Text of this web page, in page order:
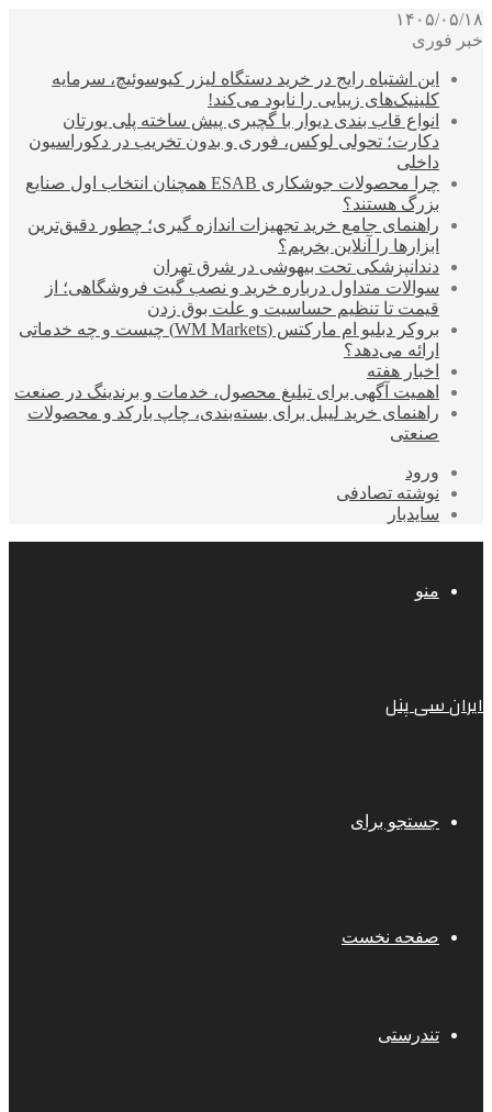
۱۴۰۵/۰۵/۱۸
خبر فوری
این اشتباه رایج در خرید دستگاه لیزر کیوسوئیچ، سرمایه
کلینیک‌های زیبایی را نابود می‌کند!
انواع قاب بندی دیوار با گچبری پیش ساخته پلی یورتان
دکارت؛ تحولی لوکس، فوری و بدون تخریب در دکوراسیون
داخلی
چرا محصولات جوشکاری ESAB همچنان انتخاب اول صنایع
بزرگ هستند؟
راهنمای جامع خرید تجهیزات اندازه گیری؛ چطور دقیق‌ترین
ابزارها را آنلاین بخریم؟
دندانپزشکی تحت بیهوشی در شرق تهران
سوالات متداول درباره خرید و نصب گیت فروشگاهی؛ از
قیمت تا تنظیم حساسیت و علت بوق زدن
بروکر دبلیو ام مارکتس (WM Markets) چیست و چه خدماتی
ارائه می‌دهد؟
اخبار هفته
اهمیت آگهی برای تبلیغ محصول، خدمات و برندینگ در صنعت
راهنمای خرید لیبل برای بسته‌بندی، چاپ بارکد و محصولات
صنعتی
ورود
نوشته تصادفی
سایدبار
منو
ایران سی پنل
جستجو برای
صفحه نخست
تندرستی